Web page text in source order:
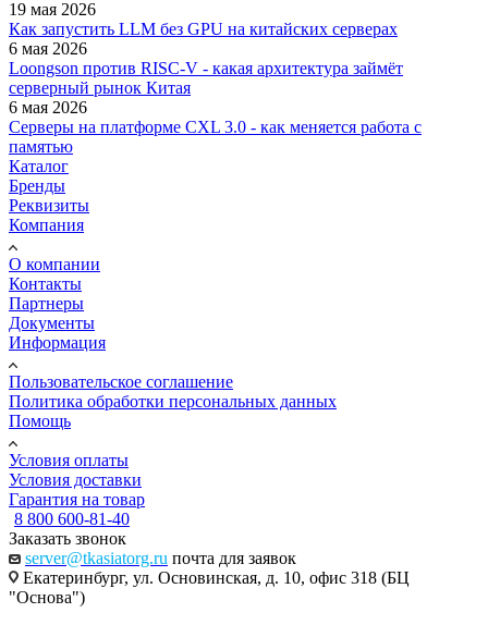
19 мая 2026
Как запустить LLM без GPU на китайских серверах
6 мая 2026
Loongson против RISC-V - какая архитектура займёт
серверный рынок Китая
6 мая 2026
Серверы на платформе CXL 3.0 - как меняется работа с
памятью
Каталог
Бренды
Реквизиты
Компания
О компании
Контакты
Партнеры
Документы
Информация
Пользовательское соглашение
Политика обработки персональных данных
Помощь
Условия оплаты
Условия доставки
Гарантия на товар
8 800 600-81-40
Заказать звонок
server@tkasiatorg.ru почта для заявок
Екатеринбург, ул. Основинская, д. 10, офис 318 (БЦ
"Основа")